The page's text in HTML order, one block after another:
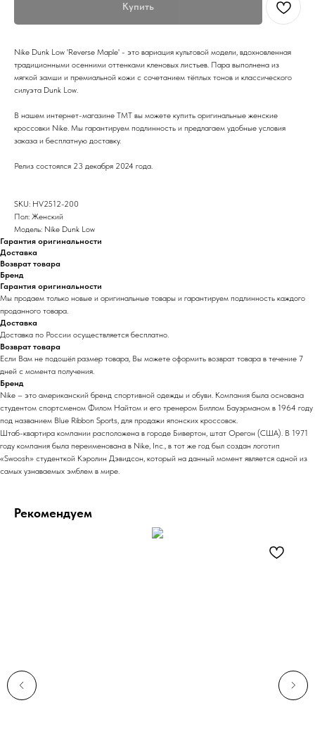
Купить
Nike Dunk Low 'Reverse Maple' - это вариация культовой модели, вдохновленная
традиционными осенними оттенками кленовых листьев. Пара выполнена из
мягкой замши и премиальной кожи с сочетанием тёплых тонов и классического
силуэта Dunk Low.
В нашем интернет-магазине TMT вы можете купить оригинальные женские
кроссовки Nike. Мы гарантируем подлинность и предлагаем удобные условия
заказа и бесплатную доставку.
Релиз состоялся 23 декабря 2024 года.
SKU: HV2512-200
Пол: Женский
Модель: Nike Dunk Low
Гарантия оригинальности
Доставка
Возврат товара
Бренд
Гарантия оригинальности
Мы продаем только новые и оригинальные товары и гарантируем подлинность каждого
проданного товара.
Доставка
Доставка по России осуществляется бесплатно.
Возврат товара
Если Вам не подошёл размер товара, Вы можете оформить возврат товара в течение 7
дней с момента получения.
Бренд
Nike – это американский бренд спортивной одежды и обуви. Компания была основана
студентом спортсменом Филом Найтом и его тренером Биллом Бауэрманом в 1964 году
под названием Blue Ribbon Sports, для продажи японских кроссовок.
Штаб-квартира компании расположена в городе Бивертон, штат Орегон (США). В 1971
году компания была переименована в Nike, Inc., в тот же год был создан логотип
«Swoosh» студенткой Кэролин Дэвидсон, который на данный момент является одной из
самых узнаваемых эмблем в мире.
Рекомендуем